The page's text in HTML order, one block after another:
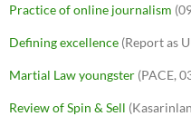
Practice of online journalism
Defining excellence (Report as
Martial Law youngster (PACE,
Review of Spin & Sell